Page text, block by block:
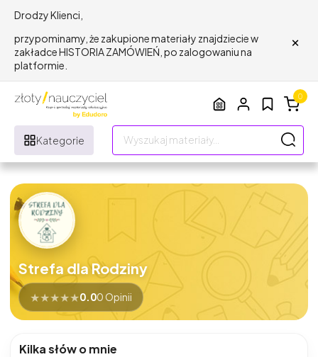
Drodzy Klienci,
przypominamy, że zakupione materiały znajdziecie w
zakładce HISTORIA ZAMÓWIEŃ, po zalogowaniu na
platformie.
×
Kategorie
0
Strefa dla Rodziny
★★★★★0.00 Opinii
Kilka słów o mnie